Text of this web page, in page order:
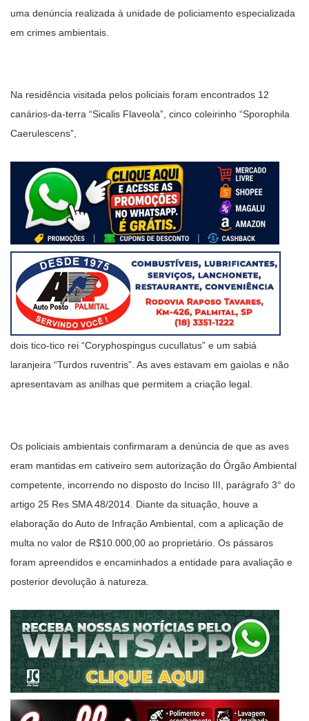
uma denúncia realizada à unidade de policiamento especializada
em crimes ambientais.
Na residência visitada pelos policiais foram encontrados 12
canários-da-terra “Sicalis Flaveola”, cinco coleirinho “Sporophila
Caerulescens”,
dois tico-tico rei “Coryphospingus cucullatus” e um sabiá
laranjeira “Turdos ruventris”. As aves estavam em gaiolas e não
apresentavam as anilhas que permitem a criação legal.
Os policiais ambientais confirmaram a denúncia de que as aves
eram mantidas em cativeiro sem autorização do Órgão Ambiental
competente, incorrendo no disposto do Inciso III, parágrafo 3° do
artigo 25 Res SMA 48/2014. Diante da situação, houve a
elaboração do Auto de Infração Ambiental, com a aplicação de
multa no valor de R$10.000,00 ao proprietário. Os pássaros
foram apreendidos e encaminhados a entidade para avaliação e
posterior devolução à natureza.